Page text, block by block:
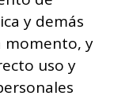
y demás
momento, y
uso y